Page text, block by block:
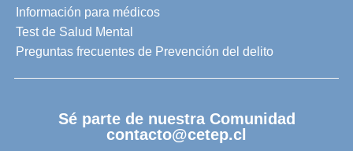
Información para médicos
Test de Salud Mental
Preguntas frecuentes de Prevención del delito
Sé parte de nuestra Comunidad
contacto@cetep.cl